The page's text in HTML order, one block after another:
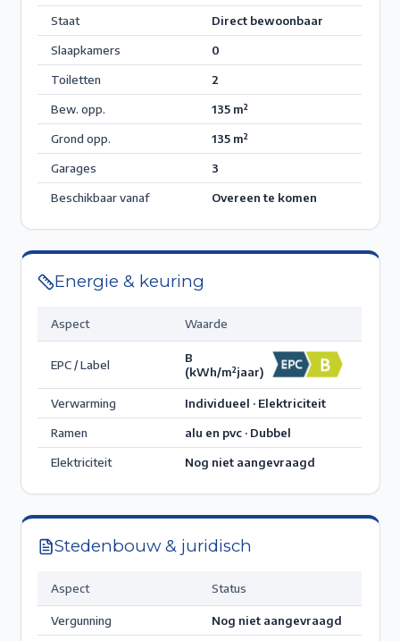
Staat
Direct bewoonbaar
Slaapkamers
0
Toiletten
2
Bew. opp.
135 m²
Grond opp.
135 m²
Garages
3
Beschikbaar vanaf
Overeen te komen
Energie & keuring
Aspect Waarde
EPC / Label
B
(kWh/m²jaar)
Verwarming
Individueel · Elektriciteit
Ramen
alu en pvc · Dubbel
Elektriciteit
Nog niet aangevraagd
Stedenbouw & juridisch
Aspect Status
Vergunning
Nog niet aangevraagd